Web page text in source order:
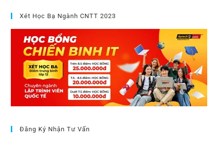
Xét Học Bạ Ngành CNTT 2023
Đăng Ký Nhận Tư Vấn